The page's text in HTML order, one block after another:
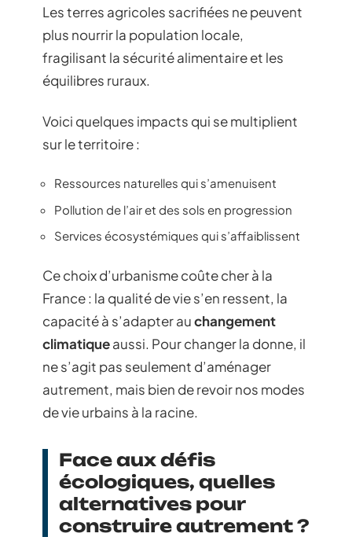
Les terres agricoles sacrifiées ne peuvent
plus nourrir la population locale,
fragilisant la sécurité alimentaire et les
équilibres ruraux.
Voici quelques impacts qui se multiplient
sur le territoire :
Ressources naturelles qui s’amenuisent
Pollution de l’air et des sols en progression
Services écosystémiques qui s’affaiblissent
Ce choix d’urbanisme coûte cher à la
France : la qualité de vie s’en ressent, la
capacité à s’adapter auchangement
climatiqueaussi. Pour changer la donne, il
ne s’agit pas seulement d’aménager
autrement, mais bien de revoir nos modes
de vie urbains à la racine.
Face aux défis
écologiques, quelles
alternatives pour
construire autrement ?